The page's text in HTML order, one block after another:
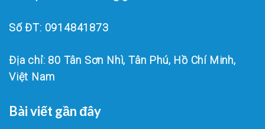
Số ĐT: 0914841873
Địa chỉ: 80 Tân Sơn Nhì, Tân Phú, Hồ Chí Minh,
Việt Nam
Bài viết gần đây